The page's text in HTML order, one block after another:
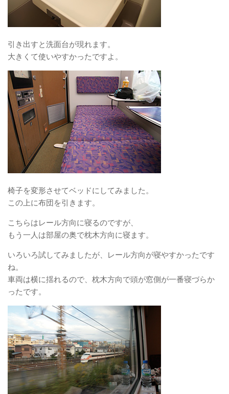
引き出すと洗面台が現れます。
大きくて使いやすかったですよ。
椅子を変形させてベッドにしてみました。
この上に布団を引きます。
こちらはレール方向に寝るのですが、
もう一人は部屋の奥で枕木方向に寝ます。
いろいろ試してみましたが、レール方向が寝やすかったです
ね。
車両は横に揺れるので、枕木方向で頭が窓側が一番寝づらか
ったです。